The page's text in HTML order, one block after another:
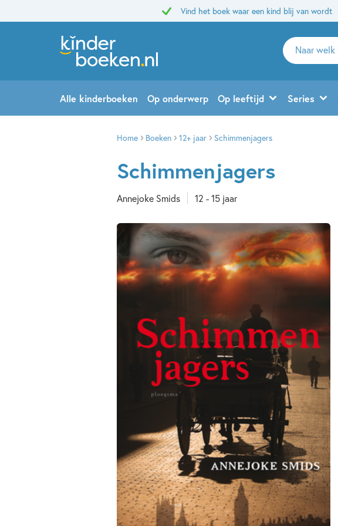
Vind het boek waar een kind blij van wordt
Zoeken
naar
en
uitgevers
Alle kinderboeken Op onderwerp Op leeftijd Series
Home Boeken 12+ jaar Schimmenjagers
Schimmenjagers
Annejoke Smids 12 - 15 jaar